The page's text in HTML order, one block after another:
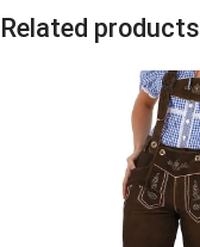
Related products